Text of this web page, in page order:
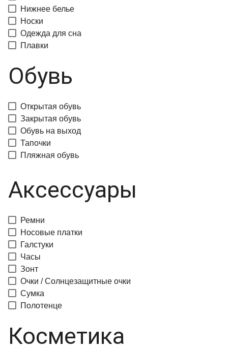
Нижнее белье
Носки
Одежда для сна
Плавки
Обувь
Открытая обувь
Закрытая обувь
Обувь на выход
Тапочки
Пляжная обувь
Аксессуары
Ремни
Носовые платки
Галстуки
Часы
Зонт
Очки / Солнцезащитные очки
Сумка
Полотенце
Косметика